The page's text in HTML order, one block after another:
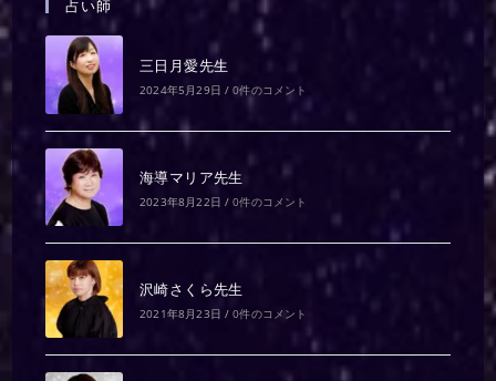
占い師
三日月愛先生
2024年5月29日 / 0件のコメント
海導マリア先生
2023年8月22日 / 0件のコメント
沢崎さくら先生
2021年8月23日 / 0件のコメント